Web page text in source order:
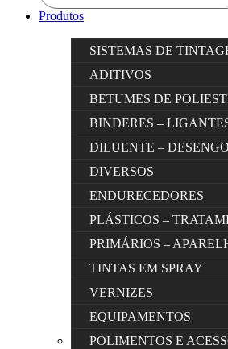
Produtos
SISTEMAS DE
ADITIVOS
BETUMES DE
BINDERES –
DILUENTE –
DIVERSOS
ENDURECEDORES
PLÁSTICOS –
PRIMÁRIOS –
TINTAS EM SPRAY
VERNIZES
EQUIPAMENTOS
POLIMENTOS E